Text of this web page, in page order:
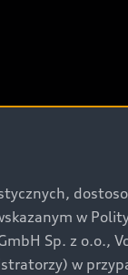
w
Sp. z o.o.,
w